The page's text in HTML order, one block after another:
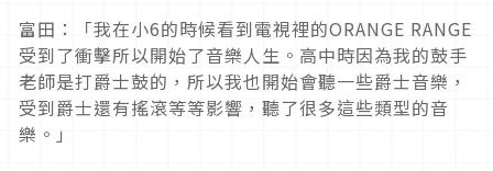
富田：「我在小6的時候看到電視裡的ORANGE RANGE
受到了衝擊所以開始了音樂人生。高中時因為我的鼓手
老師是打爵士鼓的，所以我也開始會聽一些爵士音樂，
受到爵士還有搖滾等等影響，聽了很多這些類型的音
樂。」